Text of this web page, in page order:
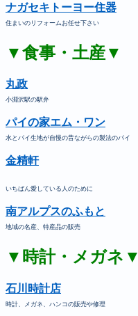
ナガセキトーヨー住器
住まいのリフォームお任せ下さい
▼食事・土産▼
丸政
小淵沢駅の駅弁
パイの家エム・ワン
水とパイ生地が自慢の昔ながらの製法のパイ
金精軒
いちばん愛している人のために
南アルプスのふもと
地域の名産、特産品の販売
▼時計・メガネ▼
石川時計店
時計、メガネ、ハンコの販売や修理